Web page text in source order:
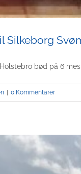
Silkeborg
bød på 6
0 Kommentarer